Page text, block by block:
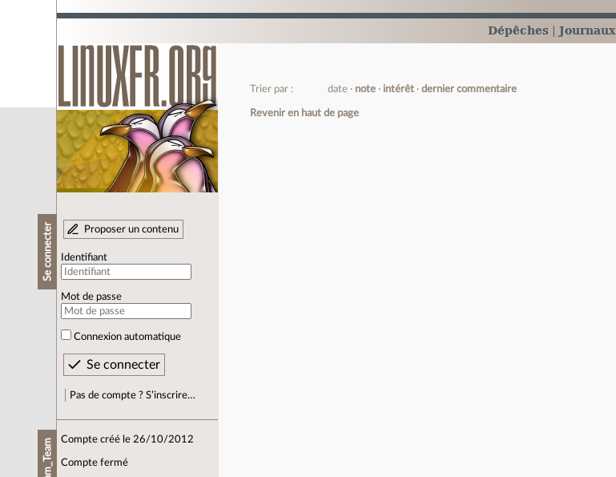
Dépêches Journaux
Se connecter Proposer un contenu
Identifiant
Mot de passe
Connexion automatique
Pas de compte ? S’inscrire…
Compte créé le 26/10/2012
Compte fermé
Trier par : date note intérêt dernier commentaire
Revenir en haut de page